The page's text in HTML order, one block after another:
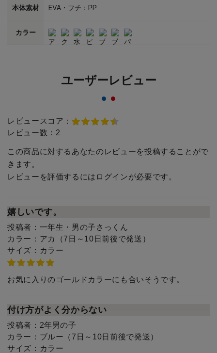
本体素材 EVA・フチ：PP
カラー
ユーザーレビュー
レビュースコア：
レビュー数： 2
この商品に対するあなたのレビューを投稿することがで
きます。
レビューを評価するには ログインが必要です。
嬉しいです。
投稿者： 一年生・男の子さっくん
カラー： アカ（7日～10日前後で発送）
サイズ： カラー
お気に入りのゴールドカラーにも合いそうです。
付け方がよく分からない
投稿者： 2年男の子
カラー： ブルー（7日～10日前後で発送）
サイズ： カラー